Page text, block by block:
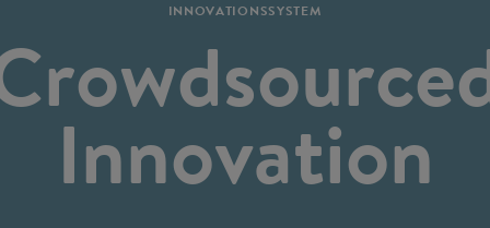
INNOVATIONSSYSTEM
Innovation